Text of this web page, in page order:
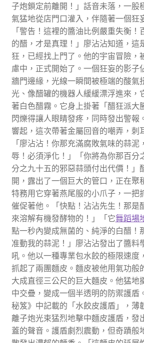
子炮鎖定前離開！」話音未落，一股
氣猛地從店門口灌入，伴隨著一個狂
「警告！這裡的醬油比例嚴重失衡
的醋，才是真理！」廖沾沾知道，這
狂，已經找上門了。他的宇宙冒險，
慮中，正式開始了。一個狂妄的影子
牆門邊緣，光線一瞬間被極端的酸氣
光、像醋罐的機器人緩緩漂浮進來，
著白色醋霧。它身上掛著「醋狂派大
閃爍得讓人眼睛發疼，同時發出警報
響起，這次帶著金屬回音的嘲弄，刺
「廖沾沾！你那充滿腐敗氣味的蒜
辱！必須淨化！」「你將為你那百分
分之九十五的邪惡蒜頭付出代價！」
開，露出了一個巨大的管口，正在聚
特務用它穿著燕尾服的小爪子，一把
催促著他。「快點！沾沾先生！那是
來溶解有機發酵物的！」「它舞蹈場
點一秒內變成無菌的、純淨的白醋！
准動我的蒜泥！」廖沾沾發出了醬料
吼。他以一種專業包水餃的極限速度
抓起了兩團麵皮。麵皮被他用氣功般
大成直徑三公尺的巨大麵皮。他猛地
中交疊，變成一個半透明的防禦護盾
秘笈》中記載的「水餃皮護盾」，薄
離子炮光束猛烈地擊中麵皮護盾，發
蓋的聲音。護盾劇烈震動，但奇蹟般